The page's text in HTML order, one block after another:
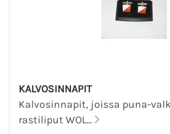
KALVOSINNAPIT
Kalvosinnapit, joissa puna-
rastiliput WOL...